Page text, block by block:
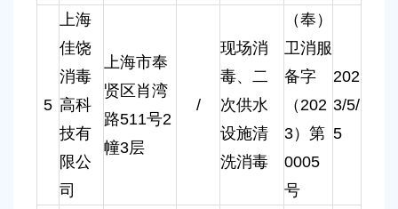
5
上海
佳饶
消毒
高科
技有
限公
司
上海市奉
贤区肖湾
路511号2
幢3层
/
现场消
毒、二
次供水
设施清
洗消毒
（奉）
卫消服
备字
（202
3）第
0005
号
202
3/5/
5